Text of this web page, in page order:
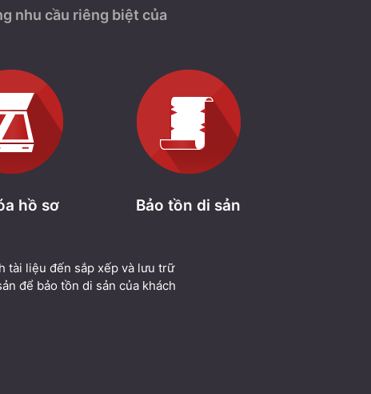
nhu cầu riêng biệt của
hồ sơ Bảo tồn di sản
tài liệu đến sắp xếp và lưu trữ
để bảo tồn di sản của khách